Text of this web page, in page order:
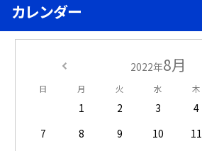
カレンダー
2022年8月
日 月 火 水 木
1 2 3 4
7
8 9 10 11